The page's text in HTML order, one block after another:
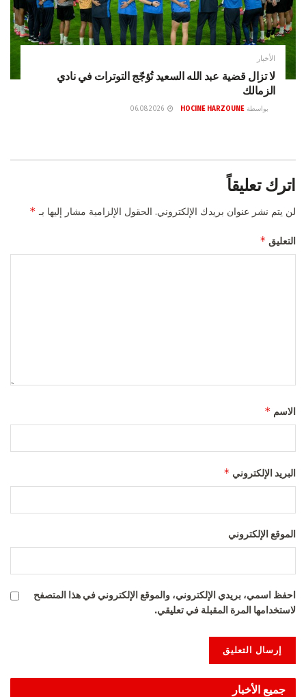
الأخبار
لا تزال قضية عبد الله السعيد تُؤجّج التوترات في نادي
الزمالك
بواسطة HOCINE HARZOUNE
اترك تعليقاً
لن يتم نشر عنوان بريدك الإلكتروني. الحقول الإلزامية مشار إليها بـ *
التعليق *
الاسم *
البريد الإلكتروني *
الموقع الإلكتروني
احفظ اسمي، بريدي الإلكتروني، والموقع الإلكتروني في هذا المتصفح
لاستخدامها المرة المقبلة في تعليقي.
Alternative:
جميع الأخبار